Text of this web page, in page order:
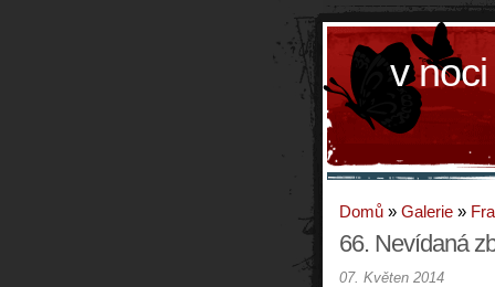
v
Domů » Galerie »
66. Nevídaná
07. Květen 2014